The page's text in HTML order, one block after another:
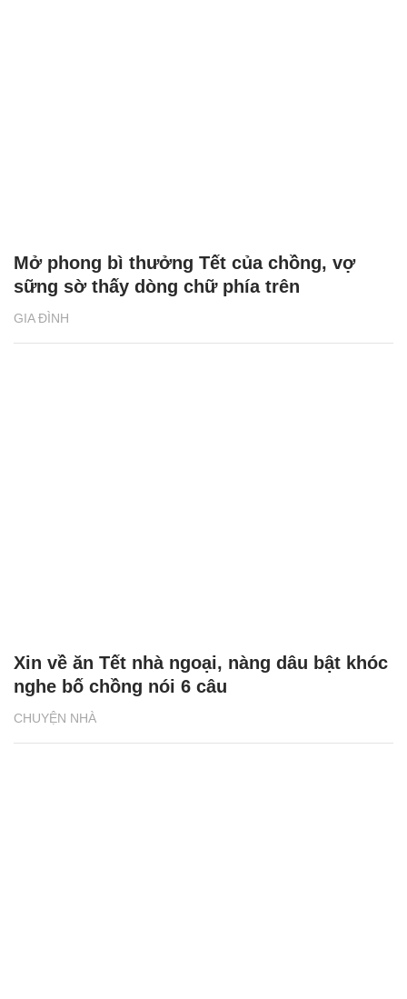
GIA ĐÌNH
Mở phong bì thưởng Tết của chồng, vợ
sững sờ thấy dòng chữ phía trên
CHUYỆN NHÀ
Xin về ăn Tết nhà ngoại, nàng dâu bật khóc
nghe bố chồng nói 6 câu